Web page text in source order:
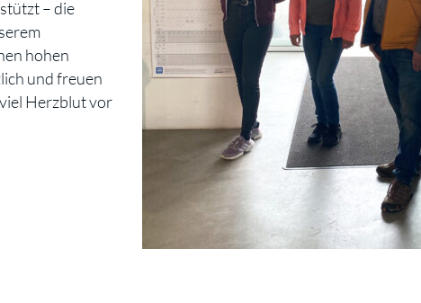
– die
hohen
und freuen
Herzblut vor